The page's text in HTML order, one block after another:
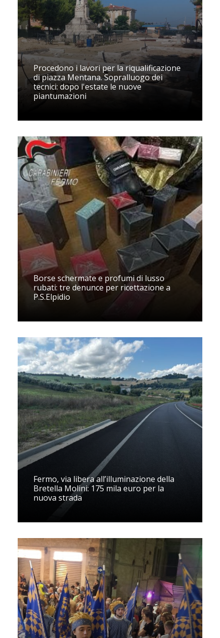
Procedono i lavori per la riqualificazione
di piazza Mentana. Sopralluogo dei
tecnici: dopo l'estate le nuove
piantumazioni
Borse schermate e profumi di lusso
rubati: tre denunce per ricettazione a
P.S.Elpidio
Fermo, via libera all’illuminazione della
Bretella Molini: 175 mila euro per la
nuova strada